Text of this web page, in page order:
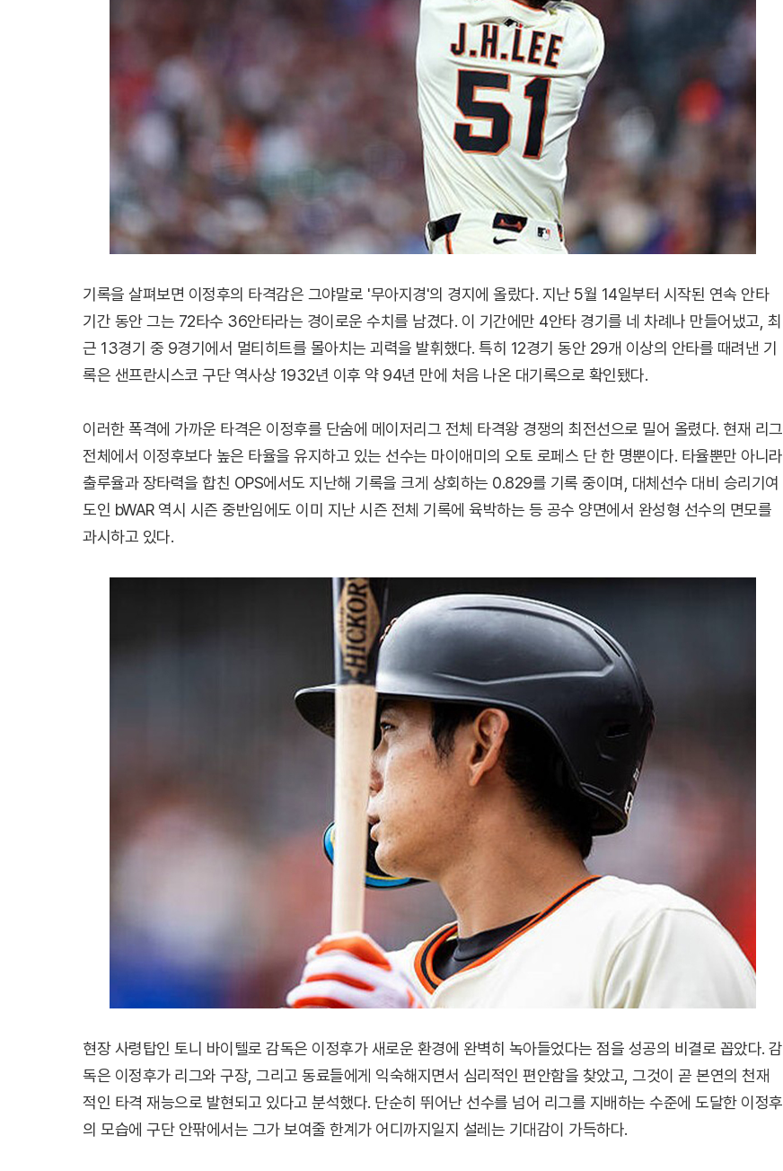
기록을 살펴보면 이정후의 타격감은 그야말로 '무아지경'의 경지에 올랐다. 지난 5월 14일부터 시작된 연속 안타
기간 동안 그는 72타수 36안타라는 경이로운 수치를 남겼다. 이 기간에만 4안타 경기를 네 차례나 만들어냈고, 최
근 13경기 중 9경기에서 멀티히트를 몰아치는 괴력을 발휘했다. 특히 12경기 동안 29개 이상의 안타를 때려낸 기
록은 샌프란시스코 구단 역사상 1932년 이후 약 94년 만에 처음 나온 대기록으로 확인됐다.
이러한 폭격에 가까운 타격은 이정후를 단숨에 메이저리그 전체 타격왕 경쟁의 최전선으로 밀어 올렸다. 현재 리그
전체에서 이정후보다 높은 타율을 유지하고 있는 선수는 마이애미의 오토 로페스 단 한 명뿐이다. 타율뿐만 아니라
출루율과 장타력을 합친 OPS에서도 지난해 기록을 크게 상회하는 0.829를 기록 중이며, 대체선수 대비 승리기여
도인 bWAR 역시 시즌 중반임에도 이미 지난 시즌 전체 기록에 육박하는 등 공수 양면에서 완성형 선수의 면모를
과시하고 있다.
현장 사령탑인 토니 바이텔로 감독은 이정후가 새로운 환경에 완벽히 녹아들었다는 점을 성공의 비결로 꼽았다. 감
독은 이정후가 리그와 구장, 그리고 동료들에게 익숙해지면서 심리적인 편안함을 찾았고, 그것이 곧 본연의 천재
적인 타격 재능으로 발현되고 있다고 분석했다. 단순히 뛰어난 선수를 넘어 리그를 지배하는 수준에 도달한 이정후
의 모습에 구단 안팎에서는 그가 보여줄 한계가 어디까지일지 설레는 기대감이 가득하다.